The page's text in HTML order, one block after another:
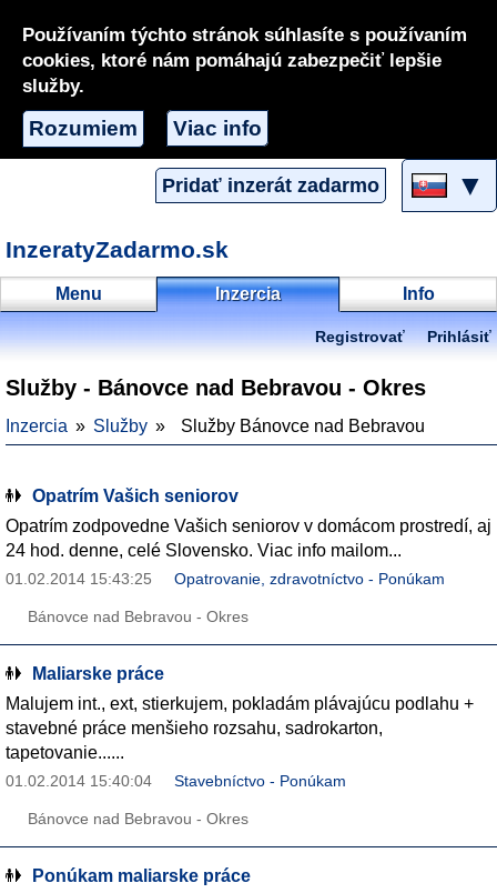
Používaním týchto stránok súhlasíte s používaním
cookies, ktoré nám pomáhajú zabezpečiť lepšie
služby.
Rozumiem Viac info
Pridať inzerát zadarmo ▼
InzeratyZadarmo.sk
Menu Inzercia Info
Registrovať Prihlásiť
Služby - Bánovce nad Bebravou - Okres
Inzercia Služby Služby Bánovce nad Bebravou
Opatrím Vašich seniorov
Opatrím zodpovedne Vašich seniorov v domácom prostredí, aj
24 hod. denne, celé Slovensko. Viac info mailom...
01.02.2014 15:43:25 Opatrovanie, zdravotníctvo - Ponúkam
Bánovce nad Bebravou - Okres
Maliarske práce
Malujem int., ext, stierkujem, pokladám plávajúcu podlahu +
stavebné práce menšieho rozsahu, sadrokarton,
tapetovanie......
01.02.2014 15:40:04 Stavebníctvo - Ponúkam
Bánovce nad Bebravou - Okres
Ponúkam maliarske práce